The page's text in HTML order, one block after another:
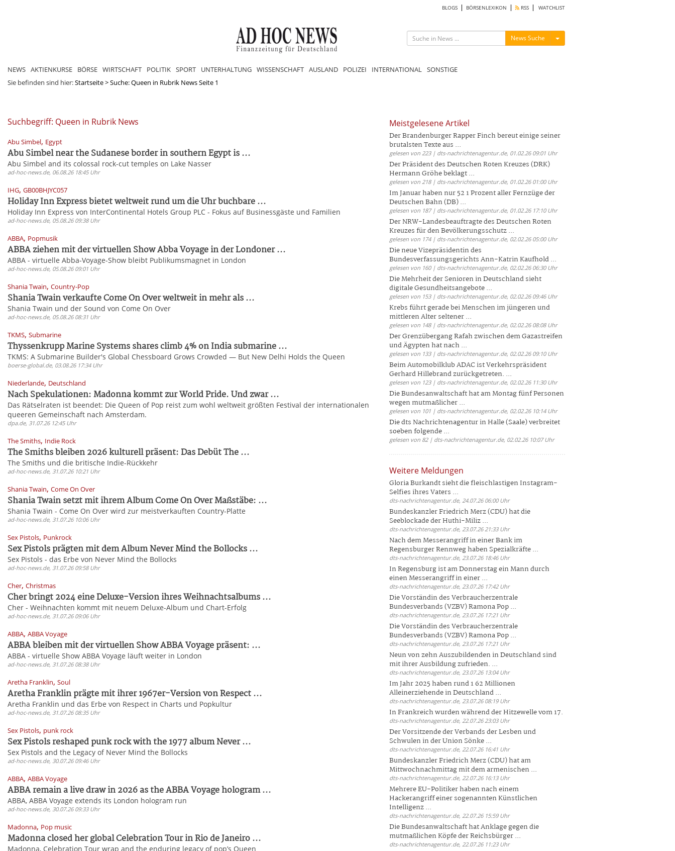
BLOGS BÖRSENLEXIKON RSS WATCHLIST
News Suche Menü ein-/ausblenden
NEWS AKTIENKURSE BÖRSE WIRTSCHAFT POLITIK SPORT UNTERHALTUNG WISSENSCHAFT AUSLAND POLIZEI INTERNATIONAL SONSTIGE
Sie befinden sind hier:Startseite>Suche: Queen in Rubrik News Seite 1
Suchbegriff: Queen in Rubrik News
Abu Simbel, Egypt
Abu Simbel near the Sudanese border in southern Egypt is ...
Abu Simbel and its colossal rock-cut temples on Lake Nasser
ad-hoc-news.de, 06.08.26 18:45 Uhr
IHG, GB00BHJYC057
Holiday Inn Express bietet weltweit rund um die Uhr buchbare ...
Holiday Inn Express von InterContinental Hotels Group PLC - Fokus auf Businessgäste und Familien
ad-hoc-news.de, 05.08.26 09:38 Uhr
ABBA, Popmusik
ABBA ziehen mit der virtuellen Show Abba Voyage in der Londoner ...
ABBA - virtuelle Abba-Voyage-Show bleibt Publikumsmagnet in London
ad-hoc-news.de, 05.08.26 09:01 Uhr
Shania Twain, Country-Pop
Shania Twain verkaufte Come On Over weltweit in mehr als ...
Shania Twain und der Sound von Come On Over
ad-hoc-news.de, 05.08.26 08:31 Uhr
TKMS, Submarine
Thyssenkrupp Marine Systems shares climb 4% on India submarine ...
TKMS: A Submarine Builder's Global Chessboard Grows Crowded — But New Delhi Holds the Queen
boerse-global.de, 03.08.26 17:34 Uhr
Niederlande, Deutschland
Nach Spekulationen: Madonna kommt zur World Pride. Und zwar ...
Das Rätselraten ist beendet: Die Queen of Pop reist zum wohl weltweit größten Festival der internationalen
queeren Gemeinschaft nach Amsterdam.
dpa.de, 31.07.26 12:45 Uhr
The Smiths, Indie Rock
The Smiths bleiben 2026 kulturell präsent: Das Debüt The ...
The Smiths und die britische Indie-Rückkehr
ad-hoc-news.de, 31.07.26 10:21 Uhr
Shania Twain, Come On Over
Shania Twain setzt mit ihrem Album Come On Over Maßstäbe: ...
Shania Twain - Come On Over wird zur meistverkauften Country-Platte
ad-hoc-news.de, 31.07.26 10:06 Uhr
Sex Pistols, Punkrock
Sex Pistols prägten mit dem Album Never Mind the Bollocks ...
Sex Pistols - das Erbe von Never Mind the Bollocks
ad-hoc-news.de, 31.07.26 09:58 Uhr
Cher, Christmas
Cher bringt 2024 eine Deluxe-Version ihres Weihnachtsalbums ...
Cher - Weihnachten kommt mit neuem Deluxe-Album und Chart-Erfolg
ad-hoc-news.de, 31.07.26 09:06 Uhr
ABBA, ABBA Voyage
ABBA bleiben mit der virtuellen Show ABBA Voyage präsent: ...
ABBA - virtuelle Show ABBA Voyage läuft weiter in London
ad-hoc-news.de, 31.07.26 08:38 Uhr
Aretha Franklin, Soul
Aretha Franklin prägte mit ihrer 1967er-Version von Respect ...
Aretha Franklin und das Erbe von Respect in Charts und Popkultur
ad-hoc-news.de, 31.07.26 08:35 Uhr
Sex Pistols, punk rock
Sex Pistols reshaped punk rock with the 1977 album Never ...
Sex Pistols and the Legacy of Never Mind the Bollocks
ad-hoc-news.de, 30.07.26 09:46 Uhr
ABBA, ABBA Voyage
ABBA remain a live draw in 2026 as the ABBA Voyage hologram ...
ABBA, ABBA Voyage extends its London hologram run
ad-hoc-news.de, 30.07.26 09:33 Uhr
Madonna, Pop music
Madonna closed her global Celebration Tour in Rio de Janeiro ...
Madonna, Celebration Tour wrap and the enduring legacy of pop’s Queen
Meistgelesene Artikel
Der Brandenburger Rapper Finch bereut einige seiner
brutalsten Texte aus ...
gelesen von 223 | dts-nachrichtenagentur.de, 01.02.26 09:01 Uhr
Der Präsident des Deutschen Roten Kreuzes (DRK)
Hermann Gröhe beklagt ...
gelesen von 218 | dts-nachrichtenagentur.de, 01.02.26 01:00 Uhr
Im Januar haben nur 52 1 Prozent aller Fernzüge der
Deutschen Bahn (DB) ...
gelesen von 187 | dts-nachrichtenagentur.de, 01.02.26 17:10 Uhr
Der NRW-Landesbeauftragte des Deutschen Roten
Kreuzes für den Bevölkerungsschutz ...
gelesen von 174 | dts-nachrichtenagentur.de, 02.02.26 05:00 Uhr
Die neue Vizepräsidentin des
Bundesverfassungsgerichts Ann-Katrin Kaufhold ...
gelesen von 160 | dts-nachrichtenagentur.de, 02.02.26 06:30 Uhr
Die Mehrheit der Senioren in Deutschland sieht
digitale Gesundheitsangebote ...
gelesen von 153 | dts-nachrichtenagentur.de, 02.02.26 09:46 Uhr
Krebs führt gerade bei Menschen im jüngeren und
mittleren Alter seltener ...
gelesen von 148 | dts-nachrichtenagentur.de, 02.02.26 08:08 Uhr
Der Grenzübergang Rafah zwischen dem Gazastreifen
und Ägypten hat nach ...
gelesen von 133 | dts-nachrichtenagentur.de, 02.02.26 09:10 Uhr
Beim Automobilklub ADAC ist Verkehrspräsident
Gerhard Hillebrand zurückgetreten. ...
gelesen von 123 | dts-nachrichtenagentur.de, 02.02.26 11:30 Uhr
Die Bundesanwaltschaft hat am Montag fünf Personen
wegen mutmaßlicher ...
gelesen von 101 | dts-nachrichtenagentur.de, 02.02.26 10:14 Uhr
Die dts Nachrichtenagentur in Halle (Saale) verbreitet
soeben folgende ...
gelesen von 82 | dts-nachrichtenagentur.de, 02.02.26 10:07 Uhr
Weitere Meldungen
Gloria Burkandt sieht die fleischlastigen Instagram-
Selfies ihres Vaters ...
dts-nachrichtenagentur.de, 24.07.26 06:00 Uhr
Bundeskanzler Friedrich Merz (CDU) hat die
Seeblockade der Huthi-Miliz ...
dts-nachrichtenagentur.de, 23.07.26 21:33 Uhr
Nach dem Messerangriff in einer Bank im
Regensburger Rennweg haben Spezialkräfte ...
dts-nachrichtenagentur.de, 23.07.26 18:46 Uhr
In Regensburg ist am Donnerstag ein Mann durch
einen Messerangriff in einer ...
dts-nachrichtenagentur.de, 23.07.26 17:42 Uhr
Die Vorständin des Verbraucherzentrale
Bundesverbands (VZBV) Ramona Pop ...
dts-nachrichtenagentur.de, 23.07.26 17:21 Uhr
Die Vorständin des Verbraucherzentrale
Bundesverbands (VZBV) Ramona Pop ...
dts-nachrichtenagentur.de, 23.07.26 17:21 Uhr
Neun von zehn Auszubildenden in Deutschland sind
mit ihrer Ausbildung zufrieden. ...
dts-nachrichtenagentur.de, 23.07.26 13:04 Uhr
Im Jahr 2025 haben rund 1 62 Millionen
Alleinerziehende in Deutschland ...
dts-nachrichtenagentur.de, 23.07.26 08:19 Uhr
In Frankreich wurden während der Hitzewelle vom 17.
dts-nachrichtenagentur.de, 22.07.26 23:03 Uhr
Der Vorsitzende der Verbands der Lesben und
Schwulen in der Union Sönke ...
dts-nachrichtenagentur.de, 22.07.26 16:41 Uhr
Bundeskanzler Friedrich Merz (CDU) hat am
Mittwochnachmittag mit dem armenischen ...
dts-nachrichtenagentur.de, 22.07.26 16:13 Uhr
Mehrere EU-Politiker haben nach einem
Hackerangriff einer sogenannten Künstlichen
Intelligenz ...
dts-nachrichtenagentur.de, 22.07.26 15:59 Uhr
Die Bundesanwaltschaft hat Anklage gegen die
mutmaßlichen Köpfe der Reichsbürger ...
dts-nachrichtenagentur.de, 22.07.26 11:23 Uhr